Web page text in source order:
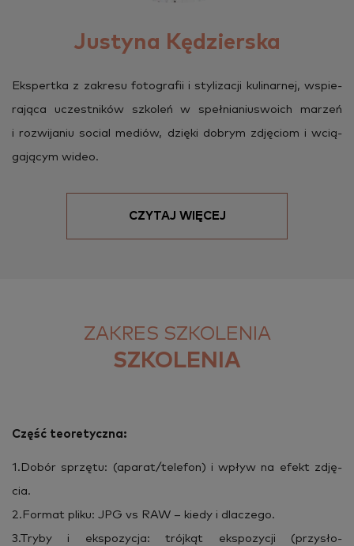
Justyna Kędzierska
Eks­pert­ka z za­kre­su fo­to­gra­fii i sty­li­za­cji ku­li­nar­nej, wspie­
ra­ją­ca uczest­ni­ków szko­leń w speł­nia­niu­swo­ich ma­rzeń
i roz­wi­ja­niu so­cial me­diów, dzię­ki do­brym zdję­ciom i wcią­
ga­ją­cym wideo.
CZYTAJ WIĘCEJ
ZAKRES SZKOLENIA
SZKOLENIA
Część teo­re­tycz­na:
1.​Dobór sprzę­tu: (apa­rat/te­le­fon) i wpływ na efekt zdję­
cia.
2.​Format pliku: JPG vs RAW – kiedy i dla­cze­go.
3.​Tryby i eks­po­zy­cja: trój­kąt eks­po­zy­cji (przy­sło­